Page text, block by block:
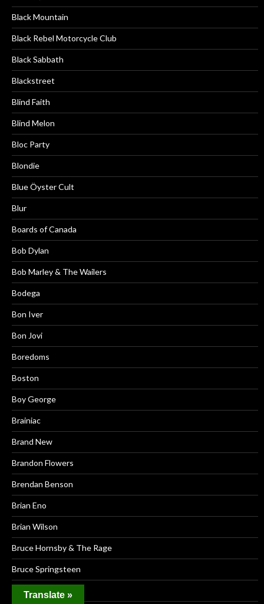
Black Mountain
Black Rebel Motorcycle Club
Black Sabbath
Blackstreet
Blind Faith
Blind Melon
Bloc Party
Blondie
Blue Öyster Cult
Blur
Boards of Canada
Bob Dylan
Bob Marley & The Wailers
Bodega
Bon Iver
Bon Jovi
Boredoms
Boston
Boy George
Brainiac
Brand New
Brandon Flowers
Brendan Benson
Brian Eno
Brian Wilson
Bruce Hornsby & The Rage
Bruce Springsteen
Bruce Willis
Translate »